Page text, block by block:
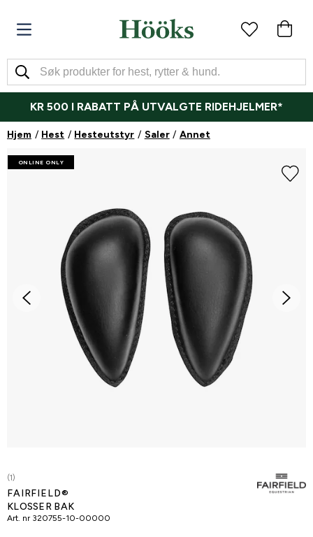
KR 500 I RABATT PÅ UTVALGTE RIDEHJELMER*
Hjem Hest Hesteutstyr Saler Annet
ONLINE ONLY
(1)
FAIRFIELD®
KLOSSER BAK
Art. nr 320755-10-00000